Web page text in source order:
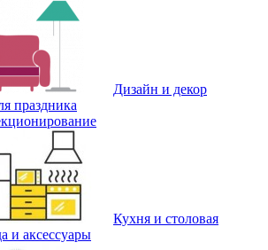
Дизайн и декор
праздника
Кухня и столовая
и аксессуары